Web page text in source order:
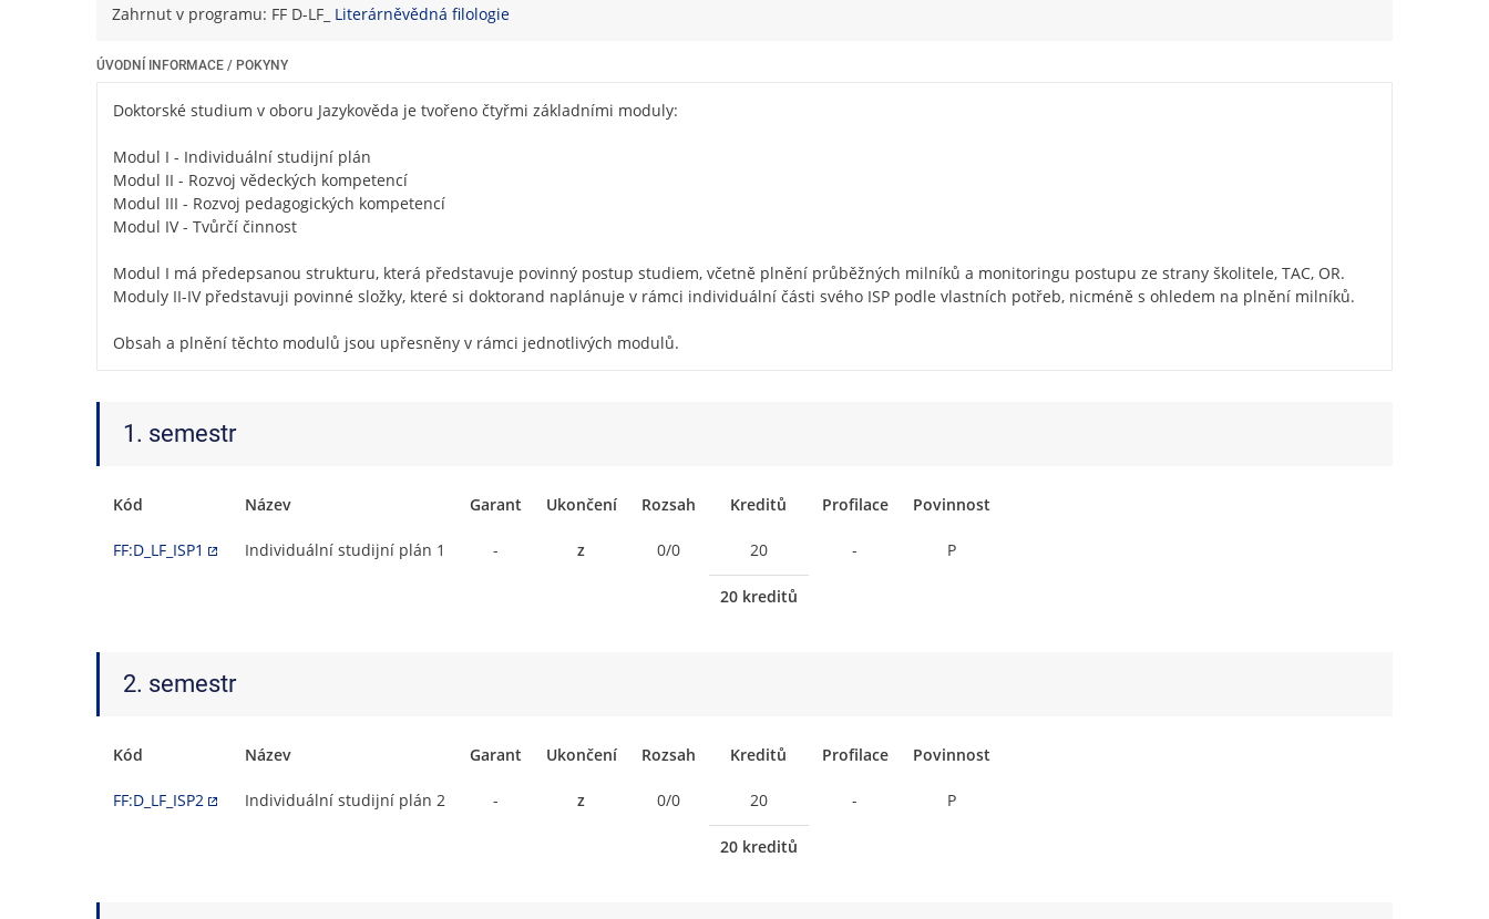
Zahrnut v programu: FF D-LF_ Literárněvědná filologie
ÚVODNÍ INFORMACE / POKYNY
Doktorské studium v oboru Jazykověda je tvořeno čtyřmi základními moduly:
Modul I - Individuální studijní plán
Modul II - Rozvoj vědeckých kompetencí
Modul III - Rozvoj pedagogických kompetencí
Modul IV - Tvůrčí činnost
Modul I má předepsanou strukturu, která představuje povinný postup studiem, včetně plnění průběžných milníků a monitoringu postupu ze strany školitele, TAC, OR.
Moduly II-IV představuji povinné složky, které si doktorand naplánuje v rámci individuální části svého ISP podle vlastních potřeb, nicméně s ohledem na plnění milníků.
Obsah a plnění těchto modulů jsou upřesněny v rámci jednotlivých modulů.
1. semestr
Kód Název Garant Ukončení Rozsah Kreditů Profilace Povinnost
FF:D_LF_ISP1 Individuální studijní plán 1 - z 0/0 20 - P
20 kreditů
2. semestr
Kód Název Garant Ukončení Rozsah Kreditů Profilace Povinnost
FF:D_LF_ISP2 Individuální studijní plán 2 - z 0/0 20 - P
20 kreditů